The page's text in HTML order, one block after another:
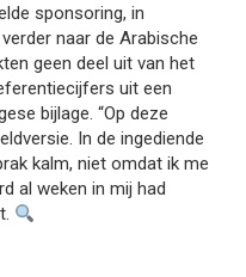
sponsoring, in
naar de Arabische
geen deel uit van het
uit een
bijlage. “Op deze
In de ingediende
kalm, niet omdat ik me
al weken in mij had